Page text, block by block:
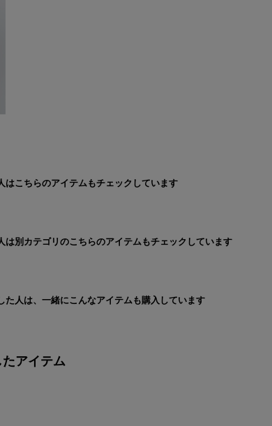
はこちらのアイテムもチェックしています
は別カテゴリのこちらのアイテムもチェックしています
た人は、一緒にこんなアイテムも購入しています
アイテム